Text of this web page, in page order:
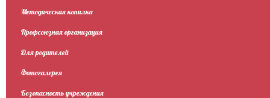
Методическая копилка
Профсоюзная организация
Для родителей
Фотогалерея
Безопасность учреждения